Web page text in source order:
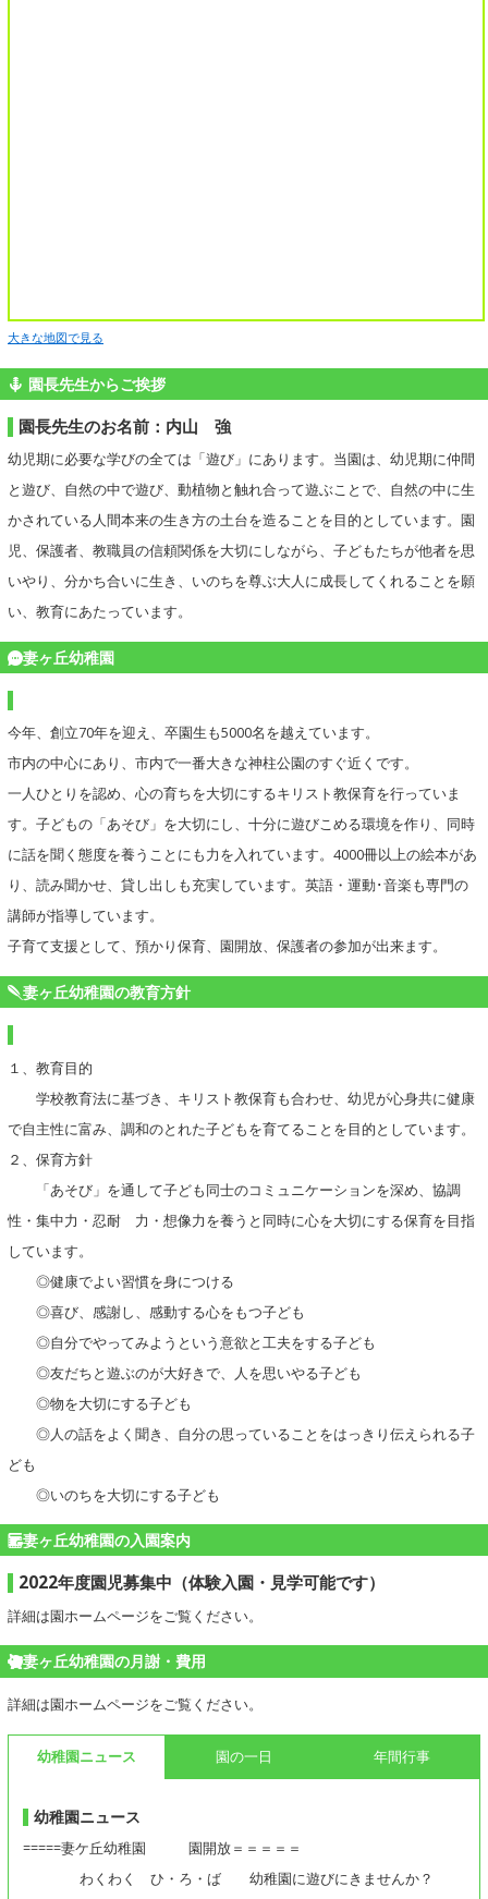
大きな地図で見る
園長先生からご挨拶
園長先生のお名前：内山 強
幼児期に必要な学びの全ては「遊び」にあります。当園は、幼児期に仲間
と遊び、自然の中で遊び、動植物と触れ合って遊ぶことで、自然の中に生
かされている人間本来の生き方の土台を造ることを目的としています。園
児、保護者、教職員の信頼関係を大切にしながら、子どもたちが他者を思
いやり、分かち合いに生き、いのちを尊ぶ大人に成長してくれることを願
い、教育にあたっています。
妻ヶ丘幼稚園
今年、創立70年を迎え、卒園生も5000名を越えています。
市内の中心にあり、市内で一番大きな神柱公園のすぐ近くです。
一人ひとりを認め、心の育ちを大切にするキリスト教保育を行っていま
す。子どもの「あそび」を大切にし、十分に遊びこめる環境を作り、同時
に話を聞く態度を養うことにも力を入れています。4000冊以上の絵本があ
り、読み聞かせ、貸し出しも充実しています。英語・運動･音楽も専門の
講師が指導しています。
子育て支援として、預かり保育、園開放、保護者の参加が出来ます。
妻ヶ丘幼稚園の教育方針
１、教育目的
学校教育法に基づき、キリスト教保育も合わせ、幼児が心身共に健康
で自主性に富み、調和のとれた子どもを育てることを目的としています。
２、保育方針
「あそび」を通して子ども同士のコミュニケーションを深め、協調
性・集中力・忍耐 力・想像力を養うと同時に心を大切にする保育を目指
しています。
◎健康でよい習慣を身につける
◎喜び、感謝し、感動する心をもつ子ども
◎自分でやってみようという意欲と工夫をする子ども
◎友だちと遊ぶのが大好きで、人を思いやる子ども
◎物を大切にする子ども
◎人の話をよく聞き、自分の思っていることをはっきり伝えられる子
ども
◎いのちを大切にする子ども
妻ヶ丘幼稚園の入園案内
2022年度園児募集中（体験入園・見学可能です）
詳細は園ホームページをご覧ください。
妻ヶ丘幼稚園の月謝・費用
詳細は園ホームページをご覧ください。
幼稚園ニュース 園の一日 年間行事
幼稚園ニュース
=====妻ケ丘幼稚園 園開放＝＝＝＝＝
わくわく ひ・ろ・ば 幼稚園に遊びにきませんか？